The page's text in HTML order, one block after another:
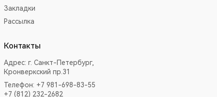
Закладки
Рассылка
Контакты
Адрес: г. Санкт-Петербург,
Кронверкский пр.31
Телефон: +7 981-698-83-55
+7 (812) 232-2682